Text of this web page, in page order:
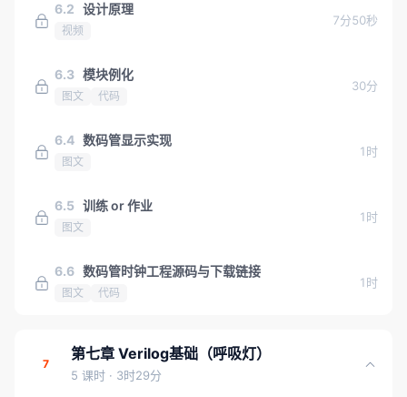
6.2 设计原理
视频
7分50秒
6.3 模块例化
图文 代码
30分
6.4 数码管显示实现
图文
1时
6.5 训练 or 作业
图文
1时
6.6 数码管时钟工程源码与下载链接
图文 代码
1时
7
第七章 Verilog基础（呼吸灯）
5 课时 · 3时29分